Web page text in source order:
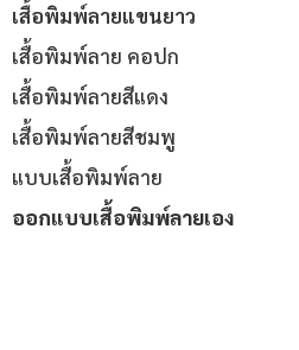
เสื้อพิมพ์ลายแขนยาว
เสื้อพิมพ์ลาย คอปก
เสื้อพิมพ์ลายสีแดง
เสื้อพิมพ์ลายสีชมพู
แบบเสื้อพิมพ์ลาย
ออกแบบเสื้อพิมพ์ลายเอง